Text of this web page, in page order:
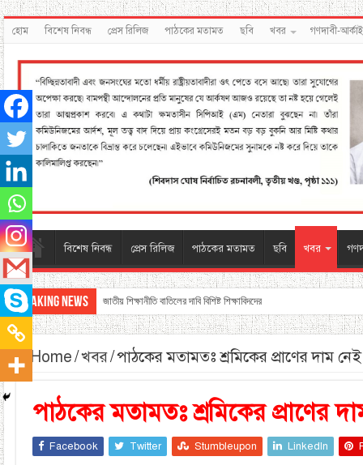
হোম বিশেষ নিবন্ধ প্রেস রিলিজ পাঠকের মতামত ছবি খবর গণদাবী-
বিশেষ নিবন্ধ প্রেস রিলিজ পাঠকের মতামত ছবি খবর
Breaking News জাতীয় শিক্ষানীতি বাতিলের দাবি বিশিষ্ট শিক্ষাবিদদের
Home/খবর/পাঠকের মতামতঃ শ্রমিকের প্রাণের দাম নেই
পাঠকের মতামতঃ শ্রমিকের প্রাণের
Facebook Twitter Stumbleupon LinkedIn